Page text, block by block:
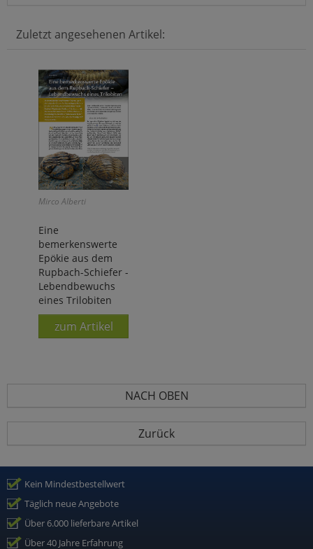
Zuletzt angesehenen Artikel:
Mirco Alberti
Eine
bemerkenswerte
Epökie aus dem
Rupbach-Schiefer -
Lebendbewuchs
eines Trilobiten
zum Artikel
NACH OBEN
Zurück
Kein Mindestbestellwert
Täglich neue Angebote
Über 6.000 lieferbare Artikel
Über 40 Jahre Erfahrung